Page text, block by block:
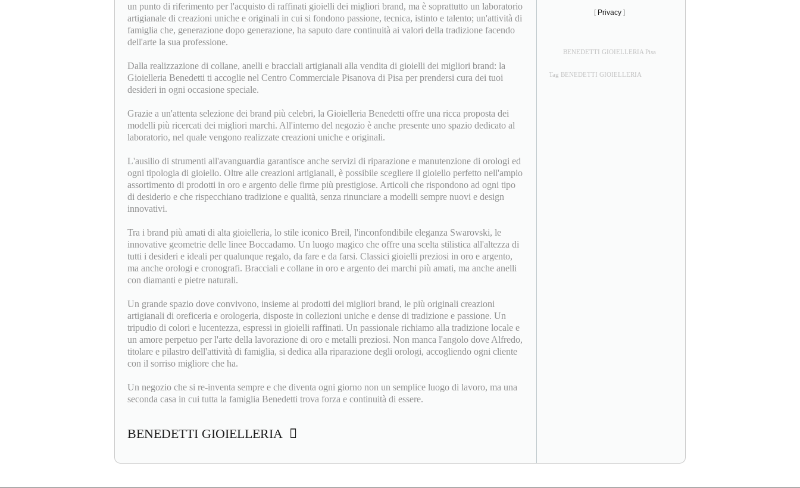
un punto di riferimento per l'acquisto di raffinati gioielli dei migliori brand, ma è soprattutto un laboratorio
artigianale di creazioni uniche e originali in cui si fondono passione, tecnica, istinto e talento; un'attività di
famiglia che, generazione dopo generazione, ha saputo dare continuità ai valori della tradizione facendo
dell'arte la sua professione.
Dalla realizzazione di collane, anelli e bracciali artigianali alla vendita di gioielli dei migliori brand: la
Gioielleria Benedetti ti accoglie nel Centro Commerciale Pisanova di Pisa per prendersi cura dei tuoi
desideri in ogni occasione speciale.
Grazie a un'attenta selezione dei brand più celebri, la Gioielleria Benedetti offre una ricca proposta dei
modelli più ricercati dei migliori marchi. All'interno del negozio è anche presente uno spazio dedicato al
laboratorio, nel quale vengono realizzate creazioni uniche e originali.
L'ausilio di strumenti all'avanguardia garantisce anche servizi di riparazione e manutenzione di orologi ed
ogni tipologia di gioiello. Oltre alle creazioni artigianali, è possibile scegliere il gioiello perfetto nell'ampio
assortimento di prodotti in oro e argento delle firme più prestigiose. Articoli che rispondono ad ogni tipo
di desiderio e che rispecchiano tradizione e qualità, senza rinunciare a modelli sempre nuovi e design
innovativi.
Tra i brand più amati di alta gioielleria, lo stile iconico Breil, l'inconfondibile eleganza Swarovski, le
innovative geometrie delle linee Boccadamo. Un luogo magico che offre una scelta stilistica all'altezza di
tutti i desideri e ideali per qualunque regalo, da fare e da farsi. Classici gioielli preziosi in oro e argento,
ma anche orologi e cronografi. Bracciali e collane in oro e argento dei marchi più amati, ma anche anelli
con diamanti e pietre naturali.
Un grande spazio dove convivono, insieme ai prodotti dei migliori brand, le più originali creazioni
artigianali di oreficeria e orologeria, disposte in collezioni uniche e dense di tradizione e passione. Un
tripudio di colori e lucentezza, espressi in gioielli raffinati. Un passionale richiamo alla tradizione locale e
un amore perpetuo per l'arte della lavorazione di oro e metalli preziosi. Non manca l'angolo dove Alfredo,
titolare e pilastro dell'attività di famiglia, si dedica alla riparazione degli orologi, accogliendo ogni cliente
con il sorriso migliore che ha.
Un negozio che si re-inventa sempre e che diventa ogni giorno non un semplice luogo di lavoro, ma una
seconda casa in cui tutta la famiglia Benedetti trova forza e continuità di essere.
BENEDETTI GIOIELLERIA
[ Privacy ]
BENEDETTI GIOIELLERIA Pisa
Tag BENEDETTI GIOIELLERIA